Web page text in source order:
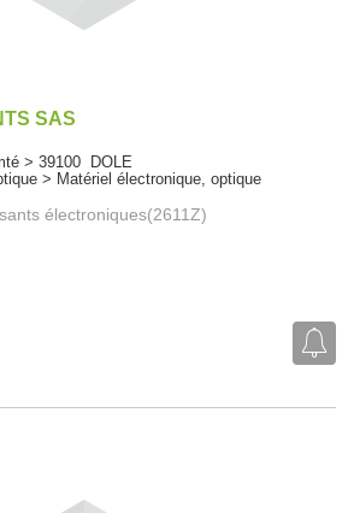
SAS
> 39100 DOLE
> Matériel électronique, optique
électroniques(2611Z)